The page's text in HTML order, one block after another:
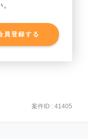
員登録する
案件ID : 41405